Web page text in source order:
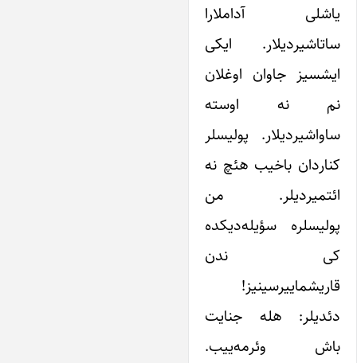
یاشلی آداملارا
ساتاشیردیلار. ایکی
ایشسیز جاوان اوغلان
نم‌ نه اوسته
ساواشیردیلار. پولیسلر
کناردان باخیب هئچ نه
ائتمیردیلر. من
پولیسلره سؤیله‌دیکده
کی ندن
قاریشماییرسینیز!
دئدیلر: هله جنایت
باش وئرمه‌ییب.